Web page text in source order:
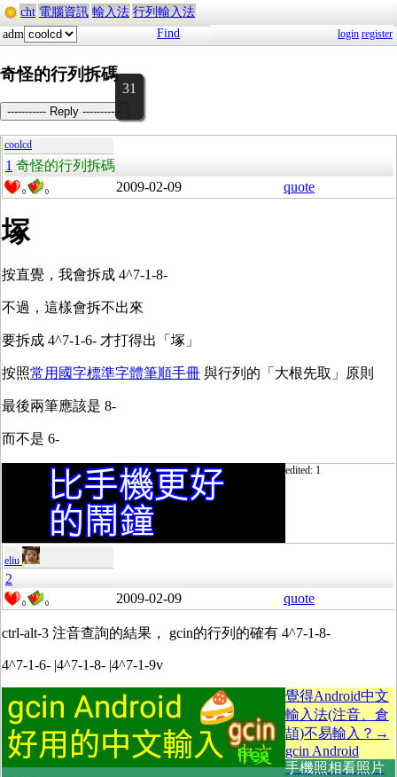
cht 電腦資訊 輸入法 行列輸入法
adm
Find login register
奇怪的行列拆碼
----------- Reply -----------
coolcd
1 奇怪的行列拆碼
0 0 2009-02-09 quote
塚
按直覺，我會拆成 4^7-1-8-
不過，這樣會拆不出來
要拆成 4^7-1-6- 才打得出「塚」
按照常用國字標準字體筆順手冊 與行列的「大根先取」原則
最後兩筆應該是 8-
而不是 6-
edited: 1
eliu
2
0 0 2009-02-09 quote
ctrl-alt-3 注音查詢的結果， gcin的行列的確有 4^7-1-8-
4^7-1-6- |4^7-1-8- |4^7-1-9v
覺得Android中文
輸入法(注音、倉
頡)不易輸入？→
gcin Android
手機照相看照片
31